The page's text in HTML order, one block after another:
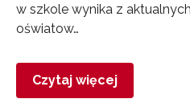
w szkole wynika z
oświatow…
Czytaj więcej